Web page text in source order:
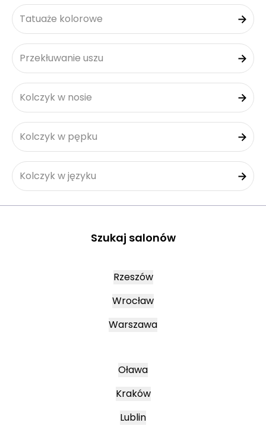
Tatuaże kolorowe
Przekłuwanie uszu
Kolczyk w nosie
Kolczyk w pępku
Kolczyk w języku
Szukaj salonów
Rzeszów
Wrocław
Warszawa
Oława
Kraków
Lublin